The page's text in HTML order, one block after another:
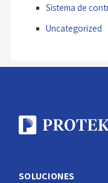
Sistema de
Uncategorized
SOLUCIONES